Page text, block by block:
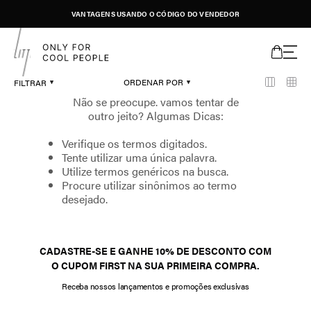
VANTAGENS USANDO O CÓDIGO DO VENDEDOR
FILTRAR ORDENAR POR
Verifique os termos digitados.
Tente utilizar uma única palavra.
Utilize termos genéricos na busca.
Procure utilizar sinônimos ao termo
desejado.
CADASTRE-SE E GANHE 10% DE DESCONTO COM
O CUPOM FIRST NA SUA PRIMEIRA COMPRA.
Receba nossos lançamentos e promoções exclusivas